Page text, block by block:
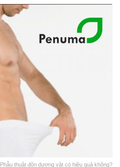
Phẫu thuật độn dương vật có hiệu quả không?